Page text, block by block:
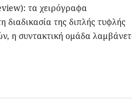
τα χειρόγραφα
της διπλής τυφλής
η συντακτική ομάδα